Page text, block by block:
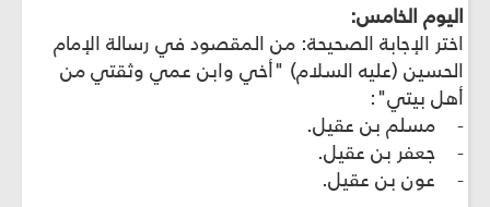
اليوم الخامس:
اختر الإجابة الصحيحة: من المقصود في رسالة الإمام
الحسين (عليه السلام) "أخي وابن عمي وثقتي من
أهل بيتي":
- مسلم بن عقيل.
- جعفر بن عقيل.
- عون بن عقيل.